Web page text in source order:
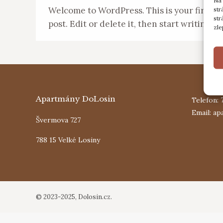
Welcome to WordPress. This is your first
post. Edit or delete it, then start writing!
Apartmány DoLosin
Švermova 727
788 15 Velké Losiny
Telefon:
Email:
© 2023-2025, Dolosin.cz.